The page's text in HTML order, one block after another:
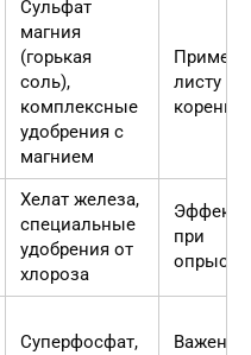
Сульфат
магния
(горькая
соль),
комплексные
удобрения с
магнием
листу
корень
Хелат железа,
специальные
удобрения от
хлороза
при
Суперфосфат,
Важен